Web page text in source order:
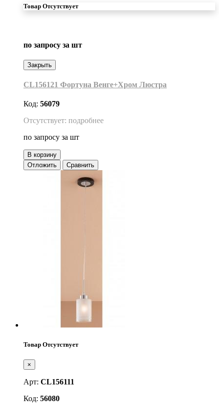
Товар Отсутствует
по запросу за шт
Закрыть
CL156121 Фортуна Венге+Хром Люстра
Код: 56079
Отсутствует: подробнее
по запросу за шт
В корзину
Отложить
Сравнить
Товар Отсутствует
×
Арт: CL156111
Код: 56080